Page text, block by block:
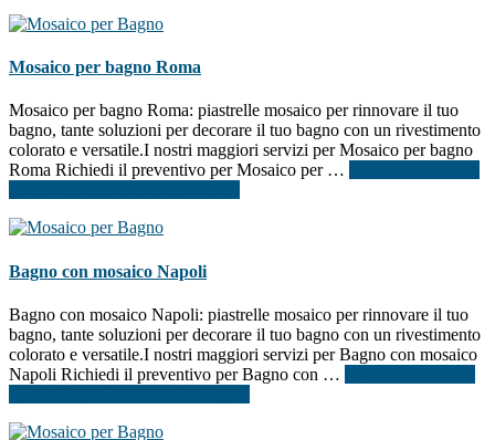
Mosaico per bagno Roma
Mosaico per bagno Roma: piastrelle mosaico per rinnovare il tuo
bagno, tante soluzioni per decorare il tuo bagno con un rivestimento
colorato e versatile.I nostri maggiori servizi per Mosaico per bagno
Roma Richiedi il preventivo per Mosaico per …
Bagno con mosaico Napoli
Bagno con mosaico Napoli: piastrelle mosaico per rinnovare il tuo
bagno, tante soluzioni per decorare il tuo bagno con un rivestimento
colorato e versatile.I nostri maggiori servizi per Bagno con mosaico
Napoli Richiedi il preventivo per Bagno con …